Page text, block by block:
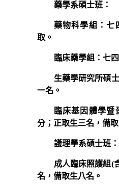
藥學系碩士班：
藥物科學組：
取。
臨床藥學組：七
生藥學研究所碩
一名。
臨床基因體學
分；正取生三名，備取
護理學系碩士班：
成人臨床照護組(
名，備取生八名。